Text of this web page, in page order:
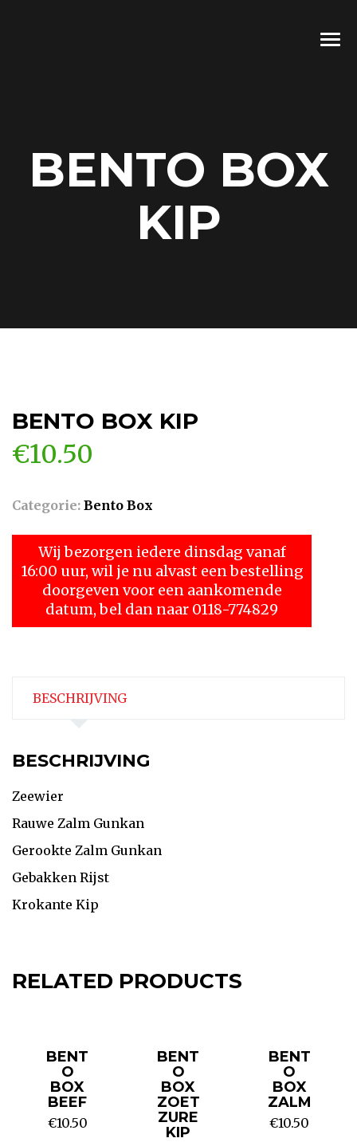
BENTO BOX
KIP
BENTO BOX KIP
€10.50
Categorie: Bento Box
Wij bezorgen iedere dinsdag vanaf
16:00 uur, wil je nu alvast een bestelling
doorgeven voor een aankomende
datum, bel dan naar 0118-774829
BESCHRIJVING
BESCHRIJVING
Zeewier
Rauwe Zalm Gunkan
Gerookte Zalm Gunkan
Gebakken Rijst
Krokante Kip
RELATED PRODUCTS
BENT
O
BOX
BEEF
€10.50
BENT
O
BOX
ZOET
ZURE
KIP
BENT
O
BOX
ZALM
€10.50